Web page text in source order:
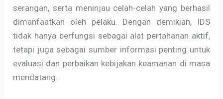
serangan, serta meninjau celah-celah yang berhasil
dimanfaatkan oleh pelaku. Dengan demikian, IDS
tidak hanya berfungsi sebagai alat pertahanan aktif,
tetapi juga sebagai sumber informasi penting untuk
evaluasi dan perbaikan kebijakan keamanan di masa
mendatang.